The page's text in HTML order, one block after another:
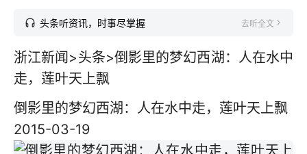
头条听资讯，时事尽掌握 去听全文
浙江新闻 >头条>倒影里的梦幻西湖：人在水中
走，莲叶天上飘
倒影里的梦幻西湖：人在水中走，莲叶天上飘
2015-03-19